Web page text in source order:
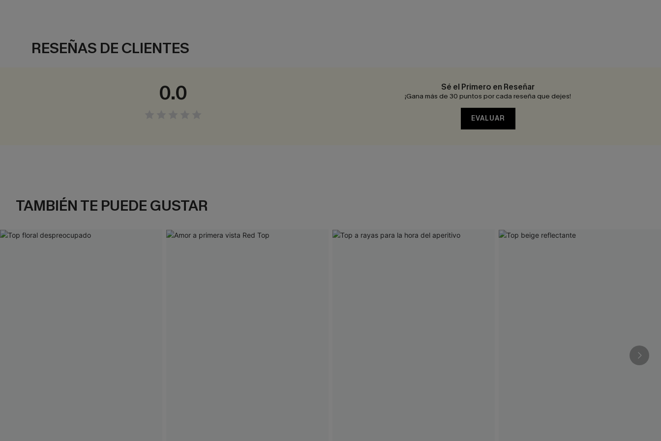
RESEÑAS DE CLIENTES
0.0 Sé el Primero en Reseñar
¡Gana más de 30 puntos por cada reseña que dejes!
EVALUAR
TAMBIÉN TE PUEDE GUSTAR